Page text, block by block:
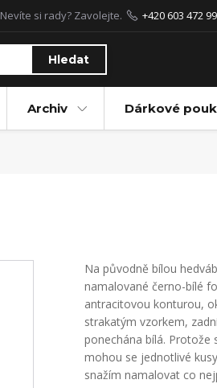
Hledat
Nevíte si rady? Zavolejte. +420 603 472
Archiv Dárkové
Na původně bílou
namalované černo-bílé
antracitovou konturou,
strakatým vzorkem,
ponechána bílá. Protože
mohou se jednotlivé
snažím namalovat co